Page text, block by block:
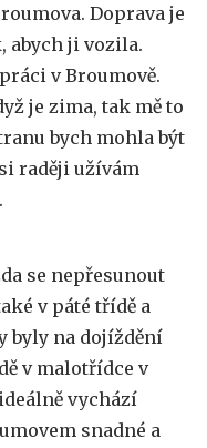
Doprava je
abych ji vozila.
v Broumově.
je zima, tak mě to
bych mohla být
raději užívám
se nepřesunout
v páté třídě a
byly na dojíždění
v malotřídce v
vychází
snadné a